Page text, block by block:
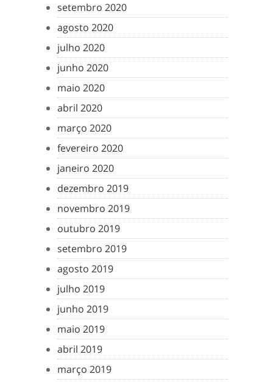
setembro 2020
agosto 2020
julho 2020
junho 2020
maio 2020
abril 2020
março 2020
fevereiro 2020
janeiro 2020
dezembro 2019
novembro 2019
outubro 2019
setembro 2019
agosto 2019
julho 2019
junho 2019
maio 2019
abril 2019
março 2019